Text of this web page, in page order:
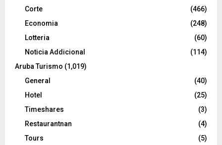
Corte
(466)
Economia
(248)
Lotteria
(60)
Noticia Addicional
(114)
Aruba Turismo (1,019)
General
(40)
Hotel
(25)
Timeshares
(3)
Restaurantnan
(4)
Tours
(5)